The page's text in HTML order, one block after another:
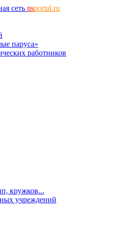
сеть nsportal.ru
паруса»
работников
кружков...
учреждений